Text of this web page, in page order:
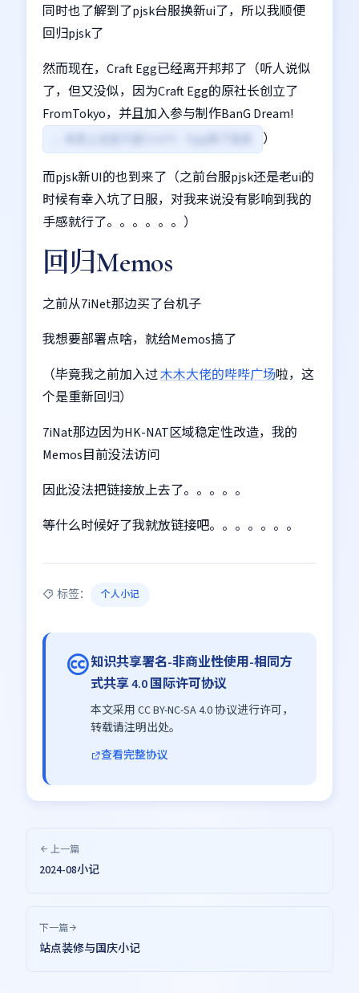
同时也了解到了pjsk台服换新ui了，所以我顺便
回归pjsk了
然而现在，Craft Egg已经离开邦邦了（听人说似
了，但又没似，因为Craft Egg的原社长创立了
FromTokyo，并且加入参与制作BanG Dream!
）
而pjsk新UI的也到来了（之前台服pjsk还是老ui的
时候有幸入坑了日服，对我来说没有影响到我的
手感就行了。。。。。。）
回归Memos
之前从7iNet那边买了台机子
我想要部署点啥，就给Memos搞了
（毕竟我之前加入过木木大佬的哔哔广场啦，这
个是重新回归）
7iNat那边因为HK-NAT区域稳定性改造，我的
Memos目前没法访问
因此没法把链接放上去了。。。。。
等什么时候好了我就放链接吧。。。。。。。
标签： 个人小记
知识共享署名-非商业性使用-相同方
式共享 4.0 国际许可协议
本文采用 CC BY-NC-SA 4.0 协议进行许可，
转载请注明出处。
查看完整协议
上一篇
2024-08小记
下一篇
站点装修与国庆小记